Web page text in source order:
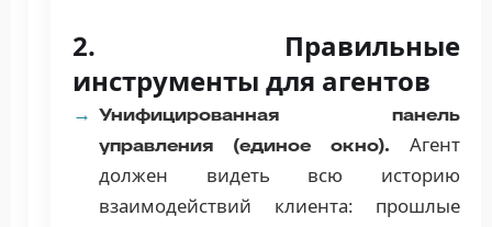
2. Правильные
инструменты для агентов
Унифицированная панель
управления (единое окно). Агент
должен видеть всю историю
взаимодействий клиента: прошлые